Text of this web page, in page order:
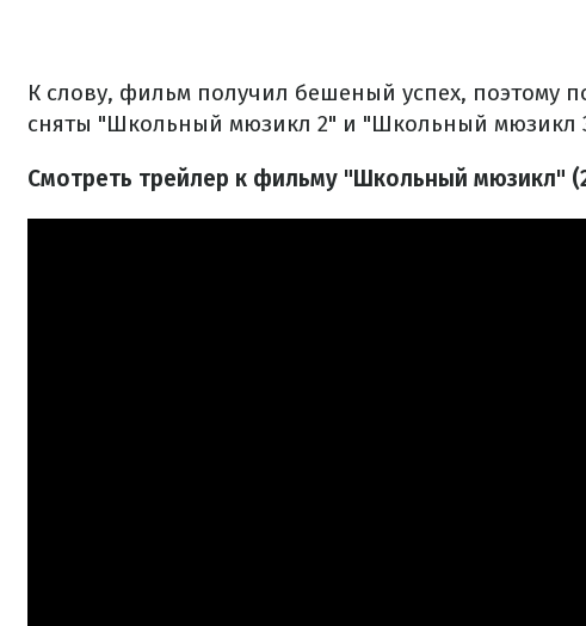
К слову, фильм получил бешеный успех, поэтому
сняты "Школьный мюзикл 2" и "Школьный мюзикл
Смотреть трейлер к фильму "Школьный мюзикл"